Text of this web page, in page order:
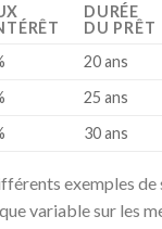
DURÉE
DU PRÊT
20 ans
25 ans
30 ans
exemples
variable sur les